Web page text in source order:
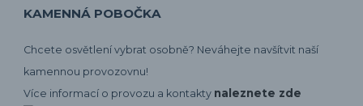
KAMENNÁ POBOČKA
Chcete osvětlení vybrat osobně? Neváhejte navšítvit naší
kamennou provozovnu!
Více informací o provozu a kontakty naleznete zde